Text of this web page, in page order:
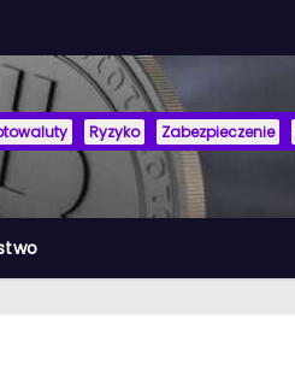
Ryzyko Zabezpieczenie